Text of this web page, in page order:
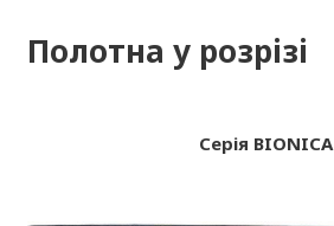
Полотна у розрізі
Серія BIONICA